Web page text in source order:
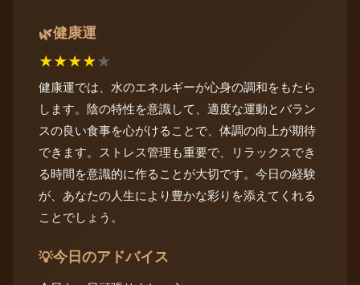
🌿健康運
★★★★★
健康運では、水のエネルギーが心身の調和をもたら
します。陰の特性を意識して、適度な運動とバラン
スの良い食事を心がけることで、体調の向上が期待
できます。ストレス管理も重要で、リラックスでき
る時間を意識的に作ることが大切です。今日の経験
が、あなたの人生により豊かな彩りを添えてくれる
ことでしょう。
💡今日のアドバイス